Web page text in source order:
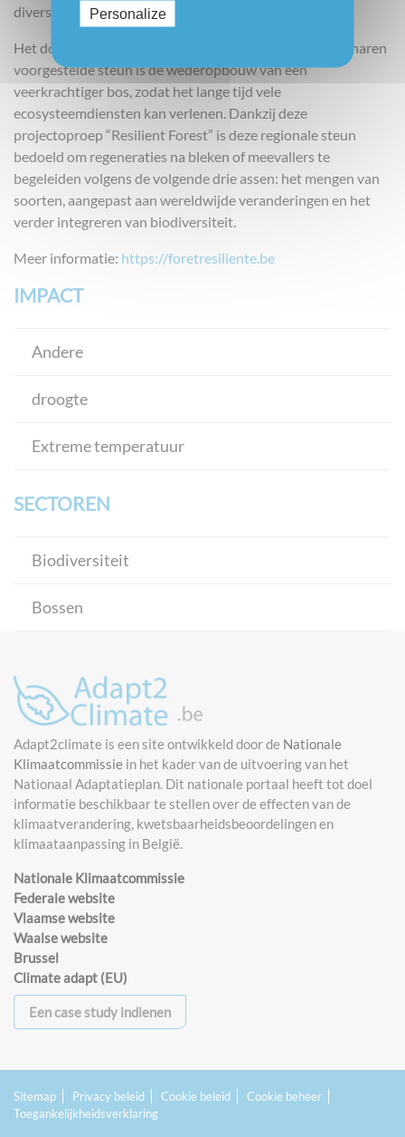
diversiteit in bossen en passende herkomstkeuzes.
Het doel van de door Wallonië aan particuliere boseigenaren
voorgestelde steun is de wederopbouw van een
veerkrachtiger bos, zodat het lange tijd vele
ecosysteemdiensten kan verlenen. Dankzij deze
projectoproep “Resilient Forest” is deze regionale steun
bedoeld om regeneraties na bleken of meevallers te
begeleiden volgens de volgende drie assen: het mengen van
soorten, aangepast aan wereldwijde veranderingen en het
verder integreren van biodiversiteit.
Meer informatie: https://foretresiliente.be
IMPACT
Andere
droogte
Extreme temperatuur
SECTOREN
Biodiversiteit
Bossen
Adapt2climate is een site ontwikkeld door de Nationale
Klimaatcommissie in het kader van de uitvoering van het
Nationaal Adaptatieplan. Dit nationale portaal heeft tot doel
informatie beschikbaar te stellen over de effecten van de
klimaatverandering, kwetsbaarheidsbeoordelingen en
klimaataanpassing in België.
Nationale Klimaatcommissie
Federale website
Vlaamse website
Waalse website
Brussel
Climate adapt (EU)
Een case study indienen
Sitemap Privacy beleid Cookie beleid
Cookie beheer
Toegankelijkheidsverklaring
Personalize